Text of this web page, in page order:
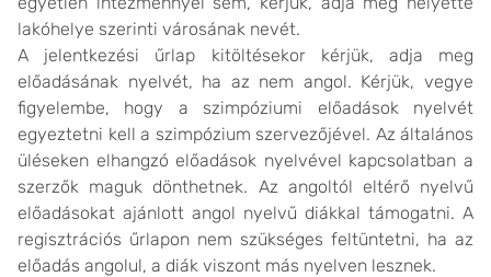
lakóhelye szerinti városának nevét.
A jelentkezési űrlap kitöltésekor kérjük, adja meg
előadásának nyelvét, ha az nem angol. Kérjük, vegye
figyelembe, hogy a szimpóziumi előadások nyelvét
egyeztetni kell a szimpózium szervezőjével. Az általános
üléseken elhangzó előadások nyelvével kapcsolatban a
szerzők maguk dönthetnek. Az angoltól eltérő nyelvű
előadásokat ajánlott angol nyelvű diákkal támogatni. A
regisztrációs űrlapon nem szükséges feltüntetni, ha az
előadás angolul, a diák viszont más nyelven lesznek.